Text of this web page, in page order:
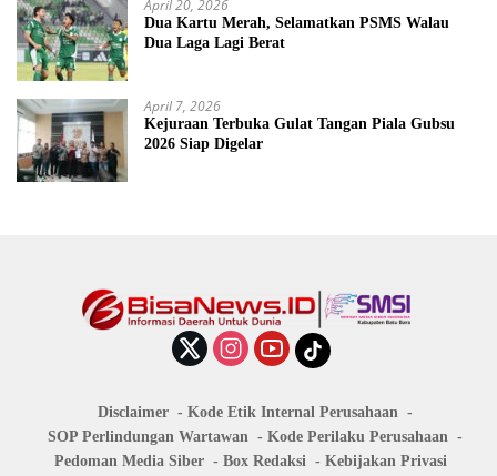
April 20, 2026
Dua Kartu Merah, Selamatkan PSMS Walau
Dua Laga Lagi Berat
April 7, 2026
Kejuraan Terbuka Gulat Tangan Piala Gubsu
2026 Siap Digelar
Disclaimer
Kode Etik Internal Perusahaan
SOP Perlindungan Wartawan
Kode Perilaku Perusahaan
Pedoman Media Siber
Box Redaksi Kebijakan Privasi